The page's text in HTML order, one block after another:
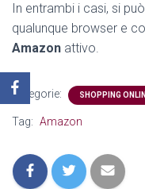
In entrambi i casi, si
qualunque browser e
Amazon attivo.
Categorie: SHOPPING
Tag: Amazon